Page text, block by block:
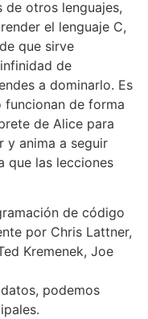
de otros lenguajes,
el lenguaje C,
que sirve
de
a dominarlo. Es
funcionan de forma
de Alice para
y anima a seguir
que las lecciones
de código
por Chris Lattner,
Kremenek, Joe
podemos